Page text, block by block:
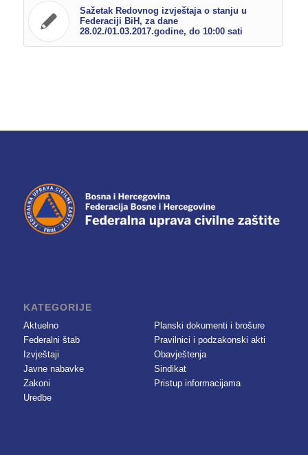
Sažetak Redovnog izvještaja o stanju u
Federaciji BiH, za dane
28.02./01.03.2017.godine, do 10:00 sati
KATEGORIJE
Aktuelno
Federalni štab
Izvještaji
Javne nabavke
Zakoni
Uredbe
Planski dokumenti i brošure
Pravilnici i podzakonski akti
Obavještenja
Sindikat
Pristup informacijama